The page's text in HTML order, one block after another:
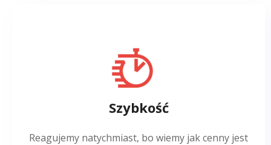
Szybkość
Reagujemy natychmiast, bo wiemy jak cenny jest